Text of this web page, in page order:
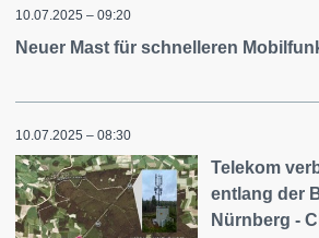
10.07.2025 – 09:20
Neuer Mast für schnelleren
10.07.2025 – 08:30
Telekom
entlang der
Nürnberg -